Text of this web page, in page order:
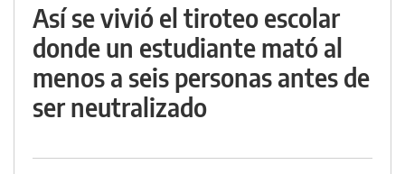
Así se vivió el tiroteo escolar
donde un estudiante mató al
menos a seis personas antes de
ser neutralizado